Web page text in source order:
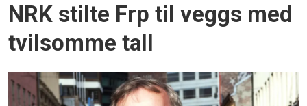
NRK stilte Frp til veggs med
tvilsomme tall